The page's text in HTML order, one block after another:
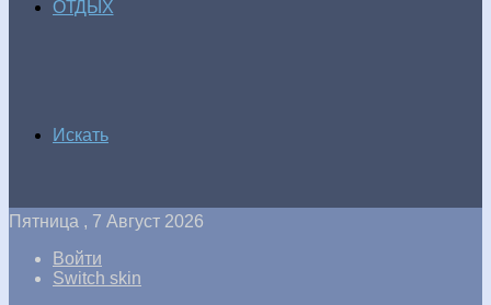
ОТДЫХ
Искать
Пятница , 7 Август 2026
Войти
Switch skin